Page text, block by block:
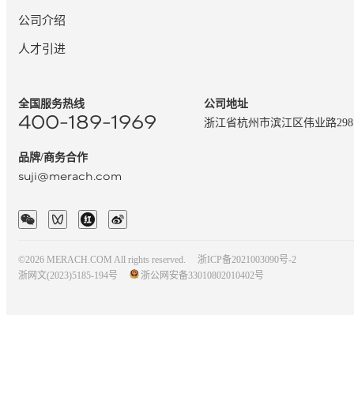
公司介绍
人才引进
全国服务热线
400-189-1969
品牌/商务合作
suji@merach.com
公司地址
浙江省杭州市滨江区伟业路
©2026 MERACH.COM All rights reserved.
浙ICP备2021003090号-2
浙网文(2023)5185-194号
浙公网安备33010802010402号